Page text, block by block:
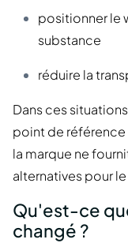
positionner le
substance
réduire la
Dans ces
point de
la marque ne
alternatives pour
Qu'est-ce
changé ?